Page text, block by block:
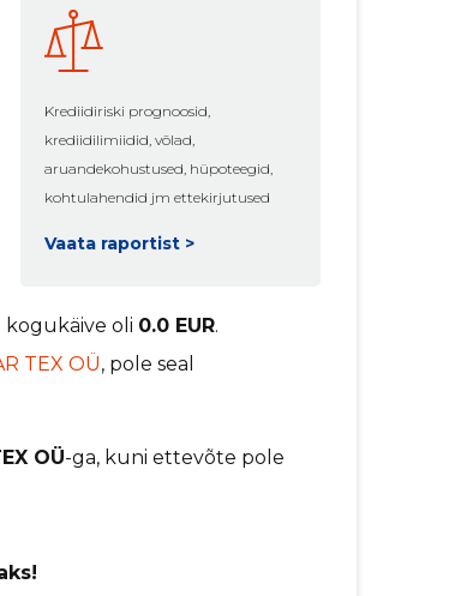
Krediidiriski prognoosid,
krediidilimiidid, võlad,
aruandekohustused, hüpoteegid,
kohtulahendid jm ettekirjutused
Vaata raportist >
kogukäive oli 0.0 EUR.
TEX OÜ, pole seal
OÜ-ga, kuni ettevõte pole